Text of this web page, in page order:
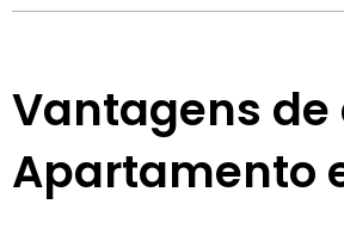
Vantagens
Apartamento